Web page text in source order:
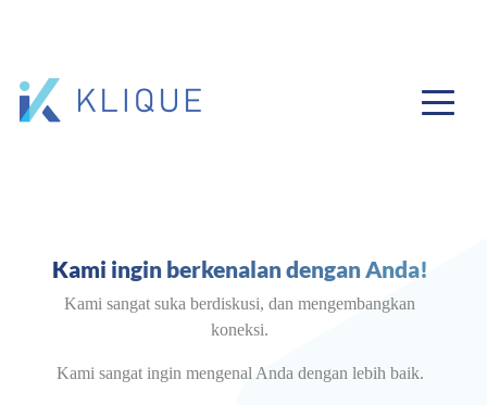
Kami ingin berkenalan dengan Anda!
Kami sangat suka berdiskusi, dan mengembangkan
koneksi.
Kami sangat ingin mengenal Anda dengan lebih baik.